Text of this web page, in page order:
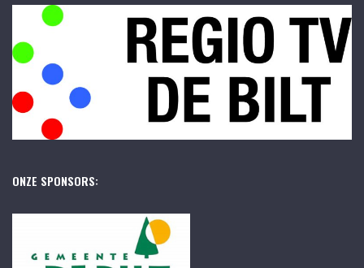
ONZE SPONSORS: